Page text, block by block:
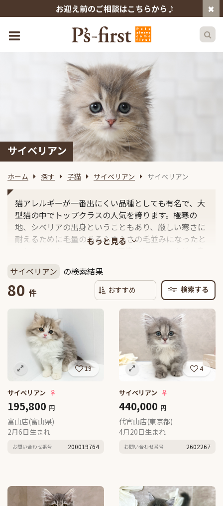
お迎え前のご相談はこちらから♪
サイベリアン
ホーム 探す 子猫 サイベリアン サイベリアン
猫アレルギーが一番出にくい品種としても有名で、大
型猫の中でトップクラスの人気を誇ります。極寒の
地、シベリアの出身ということもあり、厳しい寒さに
耐えるために毛量のあるふさふさの毛並みになったと
ションはブラック、ブラウン、ホワイト、レッド、シ
ルバー、ゴールド、クリーム、ブルーなど非常に豊富
で、模様のパターンも、ソリッドやブラウンタビーな
ど多岐にわたります。凛々しく鼻筋が通った見た目と
豊富な毛量は、ゴージャスという言葉がぴったりの品
種です。
サイベリアン の検索結果
80 件 検索する
19
サイベリアン ♀
195,800 円
富山店(富山県)
2月6日生まれ
お問い合わせ番号 200019764
4
サイベリアン ♀
440,000 円
代官山店(東京都)
4月20日生まれ
お問い合わせ番号 2602267